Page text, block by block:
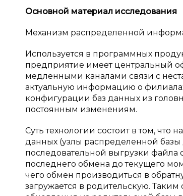
Основной материал исследования
Механизм распределенной
Используется в программных
предприятие имеет центральный
медленными каналами связи с
актуальную информацию о
конфигурации баз данных из
постоянным изменениям.
Суть технологии состоит в том,
данных (узлы распределенной
последовательной выгрузки файла
последнего обмена до текущего
чего обмен производиться в
загружается в родительскую.